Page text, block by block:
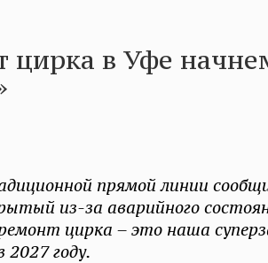
в Уфе
прямой линии
из-за аварийного
цирка – это наша
году.